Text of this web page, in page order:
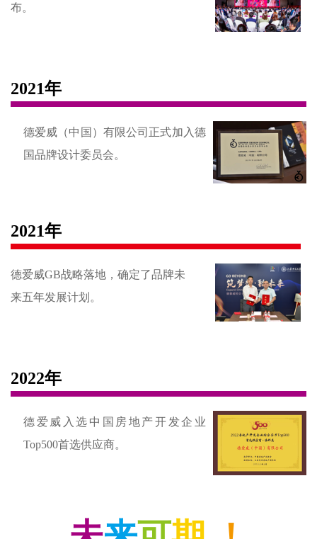
布。
2021年
德爱威（中国）有限公司正式加入德
国品牌设计委员会。
2021年
德爱威GB战略落地，确定了品牌未
来五年发展计划。
2022年
德爱威入选中国房地产开发企业
Top500首选供应商。